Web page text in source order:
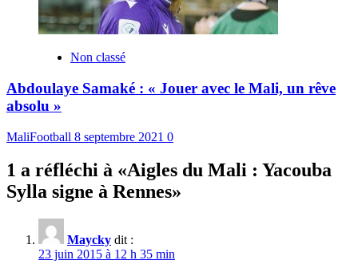
Non classé
Abdoulaye Samaké : « Jouer avec le Mali, un rêve
absolu »
MaliFootball 8 septembre 2021 0
1 a réfléchi à «Aigles du Mali : Yacouba
Sylla signe à Rennes»
Maycky dit :
23 juin 2015 à 12 h 35 min